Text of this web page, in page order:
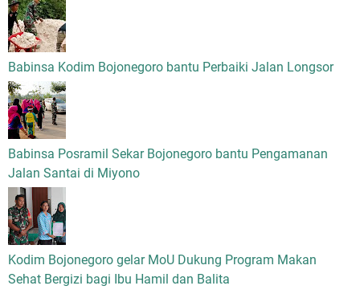
Babinsa Kodim Bojonegoro bantu Perbaiki Jalan Longsor
Babinsa Posramil Sekar Bojonegoro bantu Pengamanan
Jalan Santai di Miyono
Kodim Bojonegoro gelar MoU Dukung Program Makan
Sehat Bergizi bagi Ibu Hamil dan Balita